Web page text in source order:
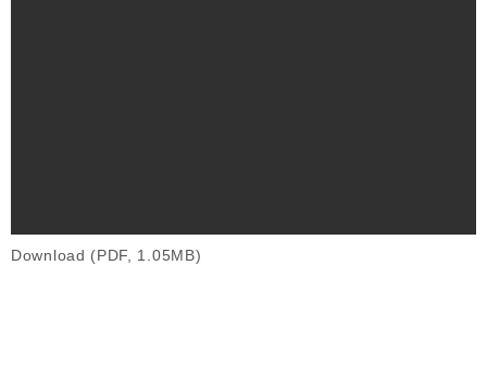
Download (PDF, 1.05MB)